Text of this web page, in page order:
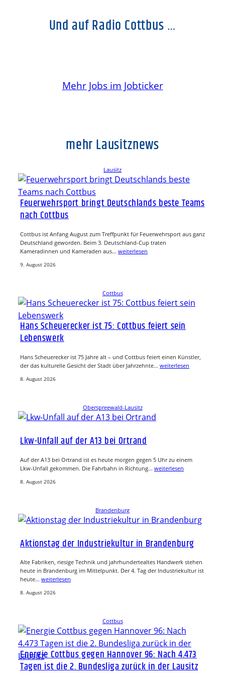
Und auf Radio Cottbus …
Mehr Jobs im Jobticker
mehr Lausitznews
Lausitz
Feuerwehrsport bringt Deutschlands beste Teams
nach Cottbus
Cottbus ist Anfang August zum Treffpunkt für Feuerwehrsport aus ganz
Deutschland geworden. Beim 3. Deutschland-Cup traten
Kameradinnen und Kameraden aus… weiterlesen
9. August 2026
Cottbus
Hans Scheuerecker ist 75: Cottbus feiert sein
Lebenswerk
Hans Scheuerecker ist 75 Jahre alt – und Cottbus feiert einen Künstler,
der das kulturelle Gesicht der Stadt über Jahrzehnte… weiterlesen
8. August 2026
Oberspreewald-Lausitz
Lkw-Unfall auf der A13 bei Ortrand
Auf der A13 bei Ortrand ist es heute morgen gegen 5 Uhr zu einem
Lkw-Unfall gekommen. Die Fahrbahn in Richtung… weiterlesen
8. August 2026
Brandenburg
Aktionstag der Industriekultur in Brandenburg
Alte Fabriken, riesige Technik und jahrhundertealtes Handwerk stehen
heute in Brandenburg im Mittelpunkt. Der 4. Tag der Industriekultur ist
heute… weiterlesen
8. August 2026
Cottbus
Energie Cottbus gegen Hannover 96: Nach 4.473
Tagen ist die 2. Bundesliga zurück in der Lausitz